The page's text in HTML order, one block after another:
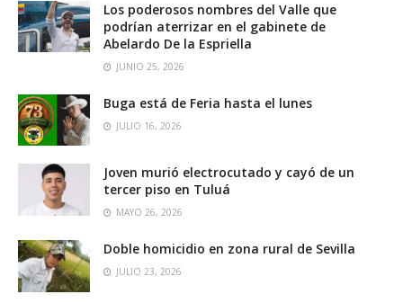
Los poderosos nombres del Valle que
podrían aterrizar en el gabinete de
Abelardo De la Espriella
JUNIO 25, 2026
Buga está de Feria hasta el lunes
JULIO 16, 2026
Joven murió electrocutado y cayó de un
tercer piso en Tuluá
MAYO 26, 2026
Doble homicidio en zona rural de Sevilla
JULIO 23, 2026